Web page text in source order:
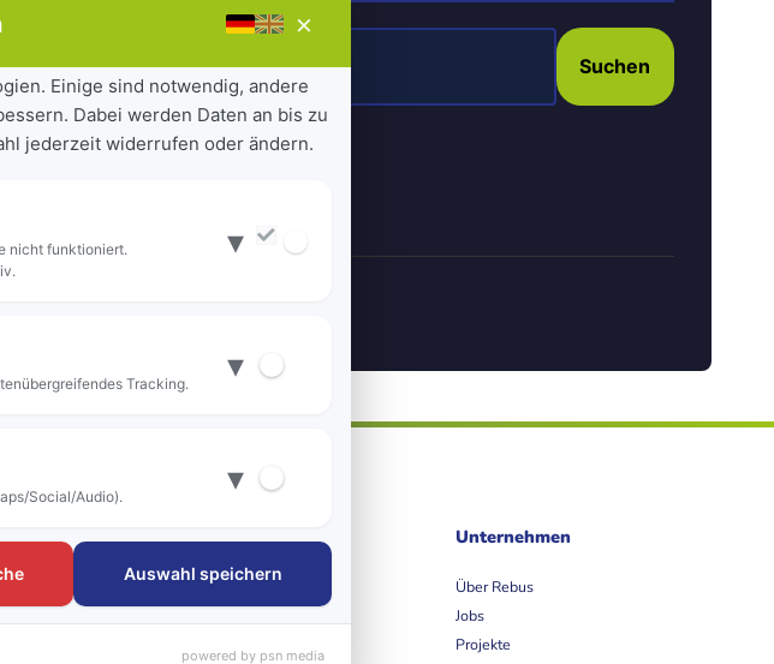
Suchen
vor.
Tickets & Tarife
Deutschlandticket
Unternehmen
Über Rebus
Jobs
Projekte
×
Einige sind notwendig, andere
Dabei werden Daten an bis zu
jederzeit widerrufen oder ändern.
nicht funktioniert.
▾
Tracking. ▾
Social/Audio). ▾
Auswahl speichern
powered by psn media